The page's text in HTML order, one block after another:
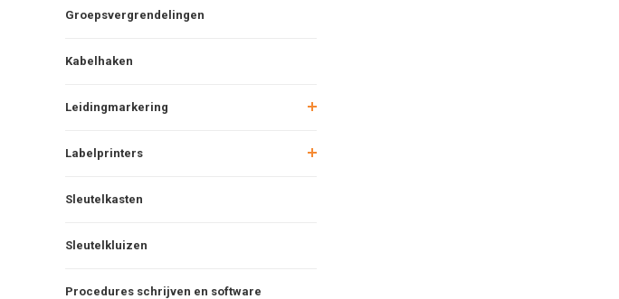
Groepsvergrendelingen
Kabelhaken
Leidingmarkering
Labelprinters
Sleutelkasten
Sleutelkluizen
Procedures schrijven en software